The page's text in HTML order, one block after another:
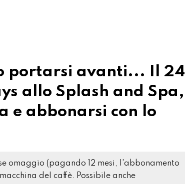
portarsi avanti... Il 24
allo Splash and Spa,
e abbonarsi con lo
omaggio (pagando 12 mesi, l'abbonamento
del caffè. Possibile anche